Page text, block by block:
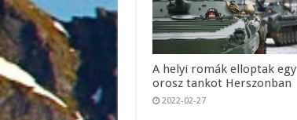
A helyi romák elloptak egy
orosz tankot Herszonban
2022-02-27